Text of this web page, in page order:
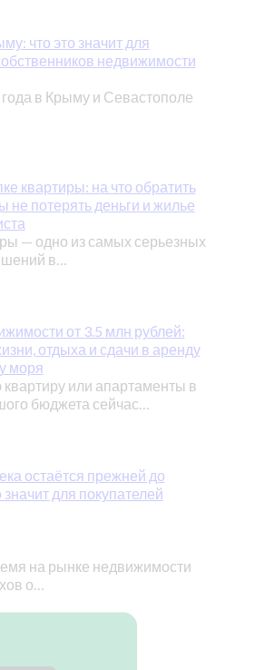
что это значит для
недвижимости
в Крыму и Севастополе
квартиры: на что обратить
не потерять деньги и жилье
— одно из самых серьезных
в…
от 3.5 млн рублей:
отдыха и сдачи в аренду
моря
или апартаменты в
бюджета сейчас…
остаётся прежней до
значит для покупателей
на рынке недвижимости
о…